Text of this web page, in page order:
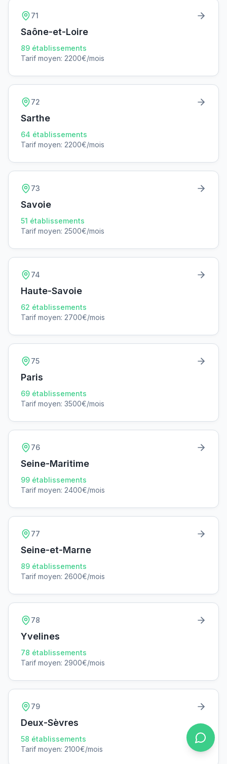
71
Saône-et-Loire
89 établissements
Tarif moyen: 2200€/mois
72
Sarthe
64 établissements
Tarif moyen: 2200€/mois
73
Savoie
51 établissements
Tarif moyen: 2500€/mois
74
Haute-Savoie
62 établissements
Tarif moyen: 2700€/mois
75
Paris
69 établissements
Tarif moyen: 3500€/mois
76
Seine-Maritime
99 établissements
Tarif moyen: 2400€/mois
77
Seine-et-Marne
89 établissements
Tarif moyen: 2600€/mois
78
Yvelines
78 établissements
Tarif moyen: 2900€/mois
79
Deux-Sèvres
58 établissements
Tarif moyen: 2100€/mois